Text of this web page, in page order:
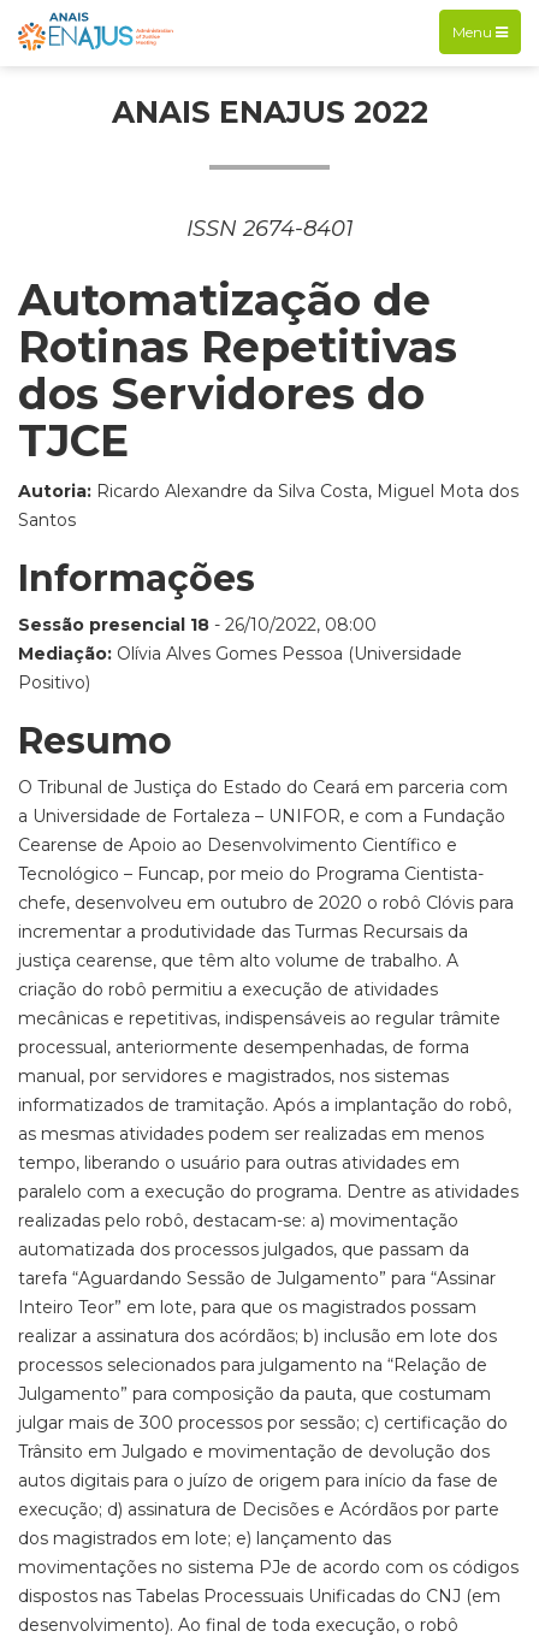
Exibir
navegação
Menu
ANAIS ENAJUS 2022
ISSN 2674-8401
Automatização de
Rotinas Repetitivas
dos Servidores do
TJCE
Autoria: Ricardo Alexandre da Silva Costa, Miguel Mota dos
Santos
Informações
Sessão presencial 18 - 26/10/2022, 08:00
Mediação: Olívia Alves Gomes Pessoa (Universidade
Positivo)
Resumo
O Tribunal de Justiça do Estado do Ceará em parceria com
a Universidade de Fortaleza – UNIFOR, e com a Fundação
Cearense de Apoio ao Desenvolvimento Científico e
Tecnológico – Funcap, por meio do Programa Cientista-
chefe, desenvolveu em outubro de 2020 o robô Clóvis para
incrementar a produtividade das Turmas Recursais da
justiça cearense, que têm alto volume de trabalho. A
criação do robô permitiu a execução de atividades
mecânicas e repetitivas, indispensáveis ao regular trâmite
processual, anteriormente desempenhadas, de forma
manual, por servidores e magistrados, nos sistemas
informatizados de tramitação. Após a implantação do robô,
as mesmas atividades podem ser realizadas em menos
tempo, liberando o usuário para outras atividades em
paralelo com a execução do programa. Dentre as atividades
realizadas pelo robô, destacam-se: a) movimentação
automatizada dos processos julgados, que passam da
tarefa “Aguardando Sessão de Julgamento” para “Assinar
Inteiro Teor” em lote, para que os magistrados possam
realizar a assinatura dos acórdãos; b) inclusão em lote dos
processos selecionados para julgamento na “Relação de
Julgamento” para composição da pauta, que costumam
julgar mais de 300 processos por sessão; c) certificação do
Trânsito em Julgado e movimentação de devolução dos
autos digitais para o juízo de origem para início da fase de
execução; d) assinatura de Decisões e Acórdãos por parte
dos magistrados em lote; e) lançamento das
movimentações no sistema PJe de acordo com os códigos
dispostos nas Tabelas Processuais Unificadas do CNJ (em
desenvolvimento). Ao final de toda execução, o robô